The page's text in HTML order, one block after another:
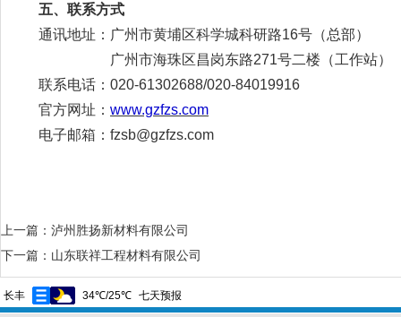
五、 联系方式
通讯地址：广州市黄埔区科学城科研路16号（总部）
广州市海珠区昌岗东路271号二楼（工作站）
联系电话：020-61302688/020-84019916
官方网址： www.gzfzs.com
电子邮箱：fzsb@gzfzs.com
上一篇： 泸州胜扬新材料有限公司
下一篇： 山东联祥工程材料有限公司